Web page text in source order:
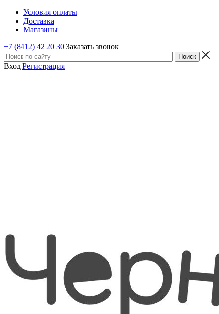
Условия оплаты
Доставка
Магазины
+7 (8412) 42 20 30 Заказать звонок
Вход Регистрация